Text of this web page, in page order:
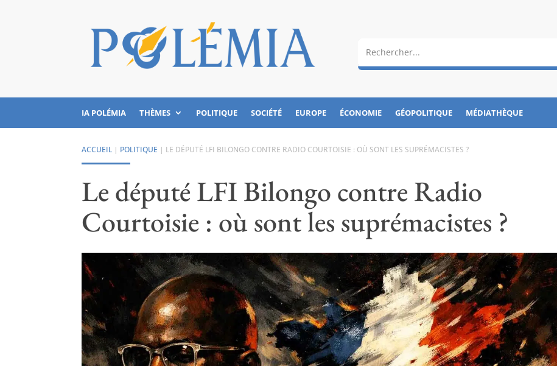
IA POLÉMIA THÈMES POLITIQUE SOCIÉTÉ EUROPE ÉCONOMIE GÉOPOLITIQUE MÉDIATHÈQUE
ACCUEIL | POLITIQUE | LE DÉPUTÉ LFI BILONGO CONTRE RADIO COURTOISIE : OÙ SONT LES SUPRÉMACISTES ?
Le député LFI Bilongo contre Radio
Courtoisie : où sont les suprémacistes ?